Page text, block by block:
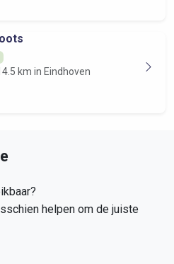
km in Eindhoven
helpen om de juiste